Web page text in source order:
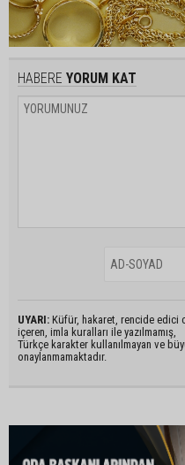
HABERE YORUM KAT
UYARI: Küfür, hakaret, rencide edici
içeren, imla kuralları ile yazılmamış,
Türkçe karakter kullanılmayan ve
onaylanmamaktadır.